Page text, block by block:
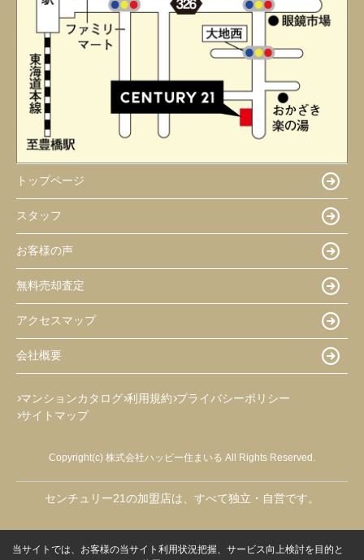
トップページ
スタッフ
お客様の声
無料売却査定
アクセスマップ
会社概要
マンションカタログ 利用規約 プライバシーポリシー
サイトマップ
Copyright(c) 株式会社ハッピー住まいる All Rights Reserved.
センチュリー21の加盟店は、すべて独立・自営です。
当サイトでは、お客様の当サイト利用状況把握、サービス向上検討を目的と